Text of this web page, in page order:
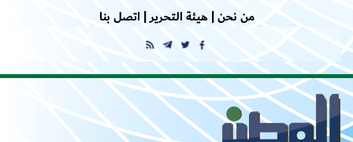
من نحن |هيئة التحرير | اتصل بنا